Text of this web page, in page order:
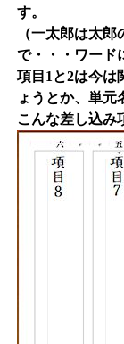
す。
（一太郎は太
で・・・ワード
項目1と2は今は
ょうとか、単元
こんな差し込み